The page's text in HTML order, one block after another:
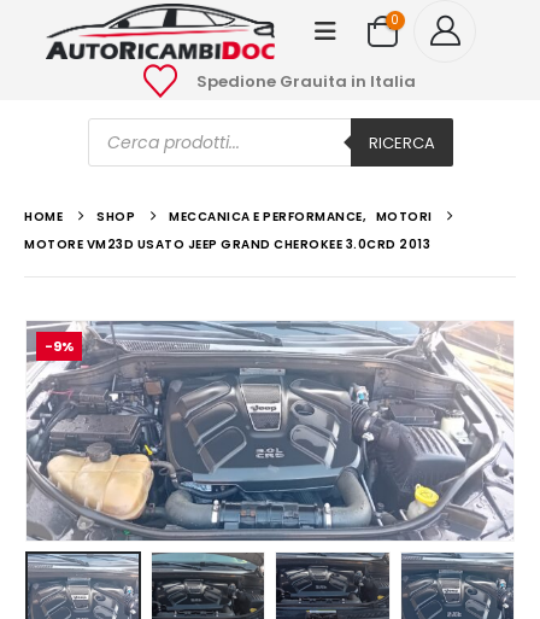
0
Spedione Grauita in Italia
Ricerca
prodotti RICERCA
HOME SHOP MECCANICA E PERFORMANCE, MOTORI
MOTORE VM23D USATO JEEP GRAND CHEROKEE 3.0CRD 2013
-9%